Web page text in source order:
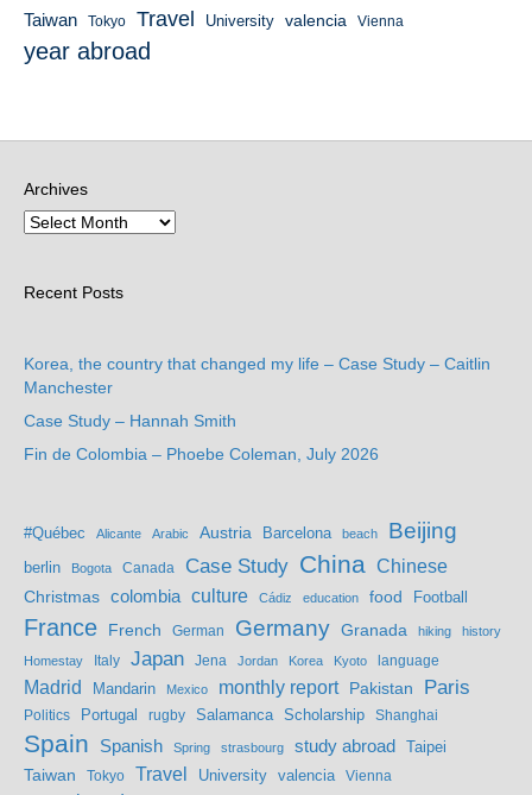
Taiwan Tokyo Travel University valencia Vienna
year abroad
Archives
Recent Posts
Korea, the country that changed my life – Case Study – Caitlin
Manchester
Case Study – Hannah Smith
Fin de Colombia – Phoebe Coleman, July 2026
#Québec Alicante Arabic Austria Barcelona beach Beijing
berlin Bogota Canada Case Study China Chinese
Christmas colombia culture Cádiz education food Football
France French German Germany Granada hiking history
Homestay Italy Japan Jena Jordan Korea Kyoto language
Madrid Mandarin Mexico monthly report Pakistan Paris
Politics Portugal rugby Salamanca Scholarship Shanghai
Spain Spanish Spring strasbourg study abroad Taipei
Taiwan
Tokyo Travel University valencia Vienna